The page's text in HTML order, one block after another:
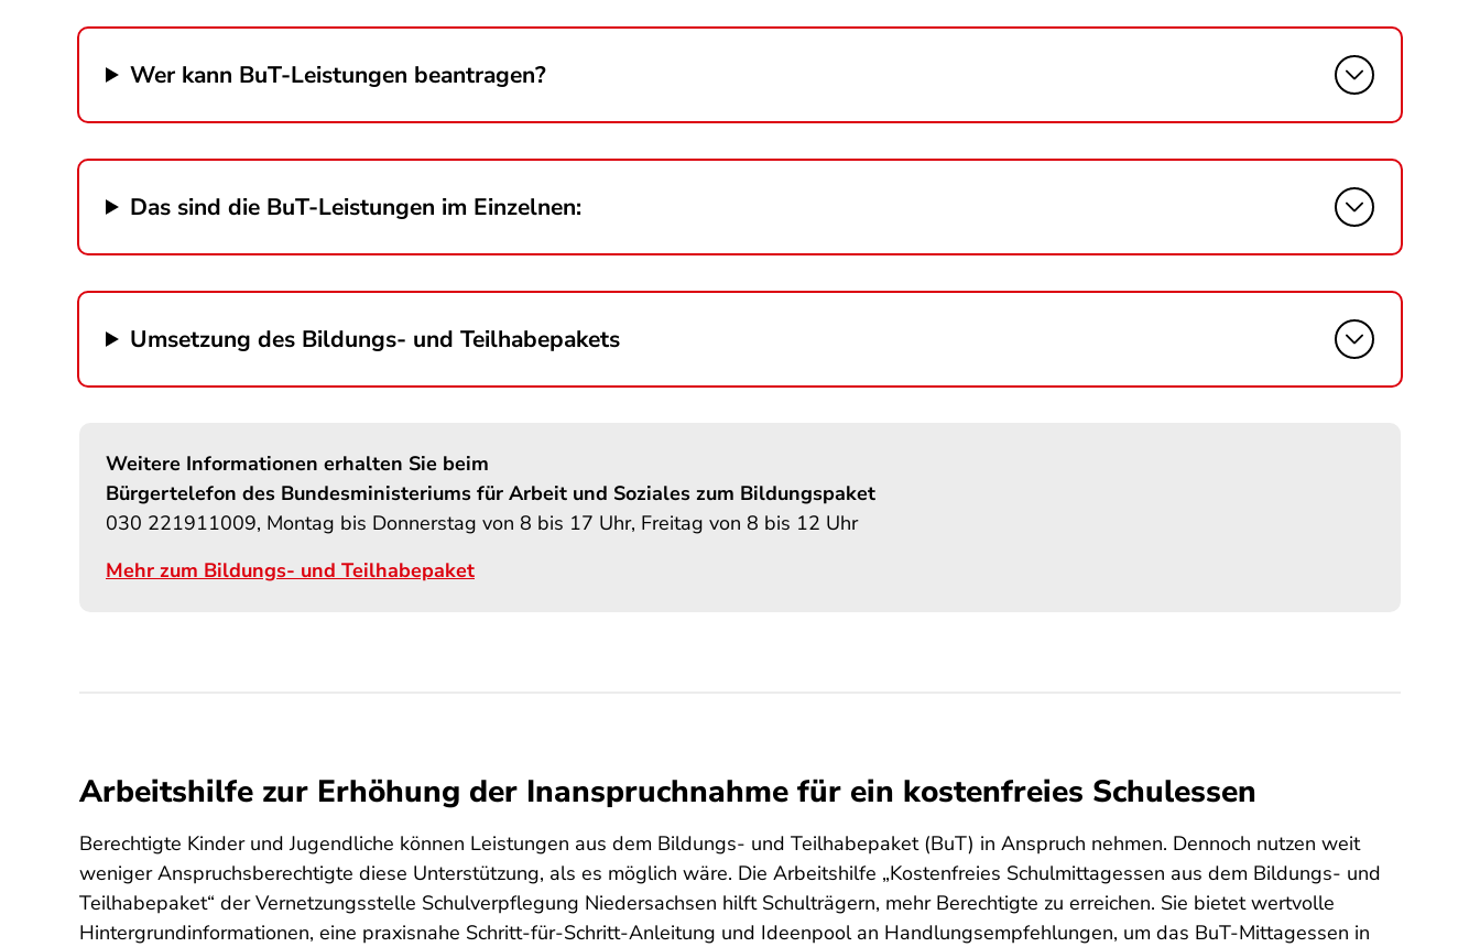
Wer kann BuT-Leistungen beantragen?
Das sind die BuT-Leistungen im Einzelnen:
Umsetzung des Bildungs- und Teilhabepakets
Weitere Informationen erhalten Sie beim
Bürgertelefon des Bundesministeriums für Arbeit und Soziales zum Bildungspaket
030 221911009, Montag bis Donnerstag von 8 bis 17 Uhr, Freitag von 8 bis 12 Uhr
Mehr zum Bildungs- und Teilhabepaket
Arbeitshilfe zur Erhöhung der Inanspruchnahme für ein kostenfreies Schulessen
Berechtigte Kinder und Jugendliche können Leistungen aus dem Bildungs- und Teilhabepaket (BuT) in Anspruch nehmen. Dennoch nutzen weit
weniger Anspruchsberechtigte diese Unterstützung, als es möglich wäre. Die Arbeitshilfe „Kostenfreies Schulmittagessen aus dem Bildungs- und
Teilhabepaket“ der Vernetzungsstelle Schulverpflegung Niedersachsen hilft Schulträgern, mehr Berechtigte zu erreichen. Sie bietet wertvolle
Hintergrundinformationen, eine praxisnahe Schritt-für-Schritt-Anleitung und Ideenpool an Handlungsempfehlungen, um das BuT-Mittagessen in